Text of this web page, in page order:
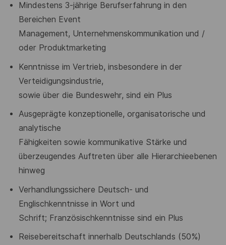
Mindestens 3-jährige Berufserfahrung in den
Bereichen Event
Management, Unternehmenskommunikation und /
oder Produktmarketing
Kenntnisse im Vertrieb, insbesondere in der
Verteidigungsindustrie,
sowie über die Bundeswehr, sind ein Plus
Ausgeprägte konzeptionelle, organisatorische und
analytische
Fähigkeiten sowie kommunikative Stärke und
überzeugendes Auftreten über alle Hierarchieebenen
hinweg
Verhandlungssichere Deutsch- und
Englischkenntnisse in Wort und
Schrift; Französischkenntnisse sind ein Plus
Reisebereitschaft innerhalb Deutschlands (50%)